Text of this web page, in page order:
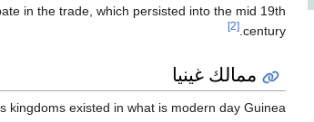
in the trade, which persisted into the mid 19th
century.
[2]
ممالك غينيا
existed in what is modern day Guinea.